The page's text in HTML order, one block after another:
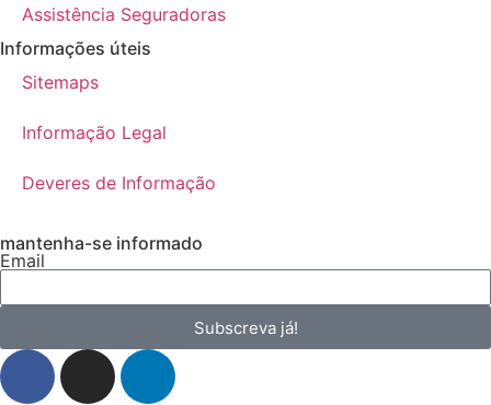
Assistência Seguradoras
Informações úteis
Sitemaps
Informação Legal
Deveres de Informação
mantenha-se informado
Email
Subscreva já!